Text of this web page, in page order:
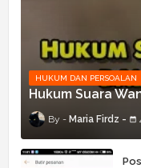
HUKUM DAN PERSOALAN
Hukum Suara
Maria Firdz